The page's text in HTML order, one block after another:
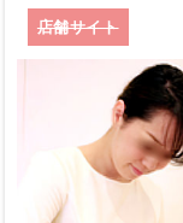
店舗サイト